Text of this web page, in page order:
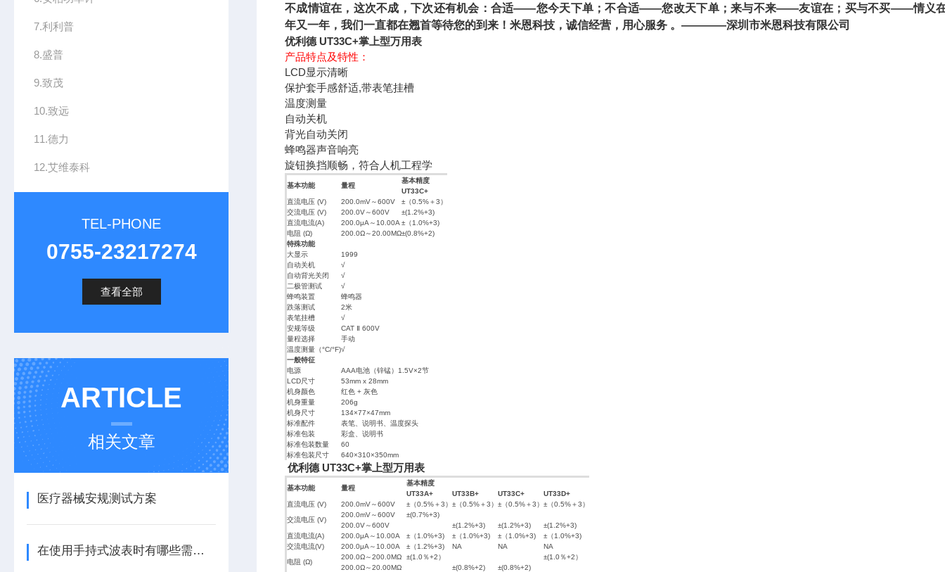
7.利利普
8.盛普
9.致茂
10.致远
11.德力
12.艾维泰科
TEL-PHONE
0755-23217274
查看全部
ARTICLE
相关文章
医疗器械安规测试方案
在使用手持式波表时有哪些需要注意的呢
不成情谊在，这次不成，下次还有机会：合适——您今天下单；不合适——您改天下单；来与不来——友谊在；买与不买——情义
年又一年，我们一直都在翘首等待您的到来！米恩科技，诚信经营，用心服务 。————深圳市米恩科技有限公司
优利德 UT33C+掌上型万用表
产品特点及特性：
LCD显示清晰
保护套手感舒适,带表笔挂槽
温度测量
自动关机
背光自动关闭
蜂鸣器声音响亮
旋钮换挡顺畅，符合人机工程学
基本功能 量程
基本精度
UT33C+
直流电压 (V)
200.0mV～600V
±（0.5%＋3）
交流电压 (V)
200.0V～600V
±(1.2%+3)
直流电流(A)
200.0μA～10.00A ±（1.0%+3)
电阻 (Ω)
200.0Ω～20.00MΩ±(0.8%+2)
特殊功能
大显示
1999
自动关机
√
自动背光关闭
√
二极管测试
√
蜂鸣装置
蜂鸣器
跌落测试
2米
表笔挂槽
√
安规等级
CAT Ⅱ 600V
量程选择
手动
温度测量（°C/°F)√
一般特征
电源
AAA电池（锌锰）1.5V×2节
LCD尺寸
53mm x 28mm
机身颜色
红色 + 灰色
机身重量
206g
机身尺寸
134×77×47mm
标准配件
表笔、说明书、温度探头
标准包装
彩盒、说明书
标准包装数量
60
标准包装尺寸
640×310×350mm
优利德 UT33C+掌上型万用表
基本功能 量程
基本精度
UT33A+
UT33B+ UT33C+
UT33D+
直流电压 (V)
200.0mV～600V ±（0.5%＋3） ±（0.5%＋3） ±（0.5%＋3） ±（0.5%＋3）
交流电压 (V)
200.0mV～600V
±(0.7%+3)
200.0V～600V
±(1.2%+3) ±(1.2%+3)
±(1.2%+3)
直流电流(A)
200.0μA～10.00A ±（1.0%+3) ±（1.0%+3) ±（1.0%+3)
±（1.0%+3)
交流电流(V)
200.0μA～10.00A ±（1.2%+3) NA NA
NA
电阻 (Ω)
200.0Ω～200.0MΩ ±(1.0％+2）
±(1.0％+2）
200.0Ω～20.00MΩ
±(0.8%+2)
±(0.8%+2)